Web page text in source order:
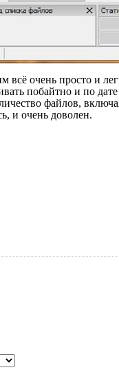
всё очень просто и
побайтно и по
файлов,
и очень доволен.